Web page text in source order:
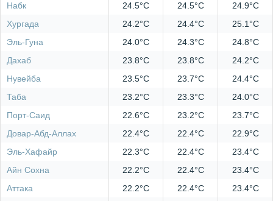
Набк
24.5°C 24.5°C
24.9°C
Хургада
24.2°C 24.4°C
25.1°C
Эль-Гуна
24.0°C 24.3°C
24.8°C
Дахаб
23.8°C 23.8°C
24.2°C
Нувейба
23.5°C 23.7°C
24.4°C
Таба
23.2°C 23.3°C
24.0°C
Порт-Саид
22.6°C 23.2°C
23.7°C
Довар-Абд-Аллах
22.4°C 22.4°C
22.9°C
Эль-Хафайр
22.3°C 22.4°C
23.4°C
Айн Сохна
22.2°C 22.4°C
23.4°C
Аттака
22.2°C 22.4°C
23.4°C